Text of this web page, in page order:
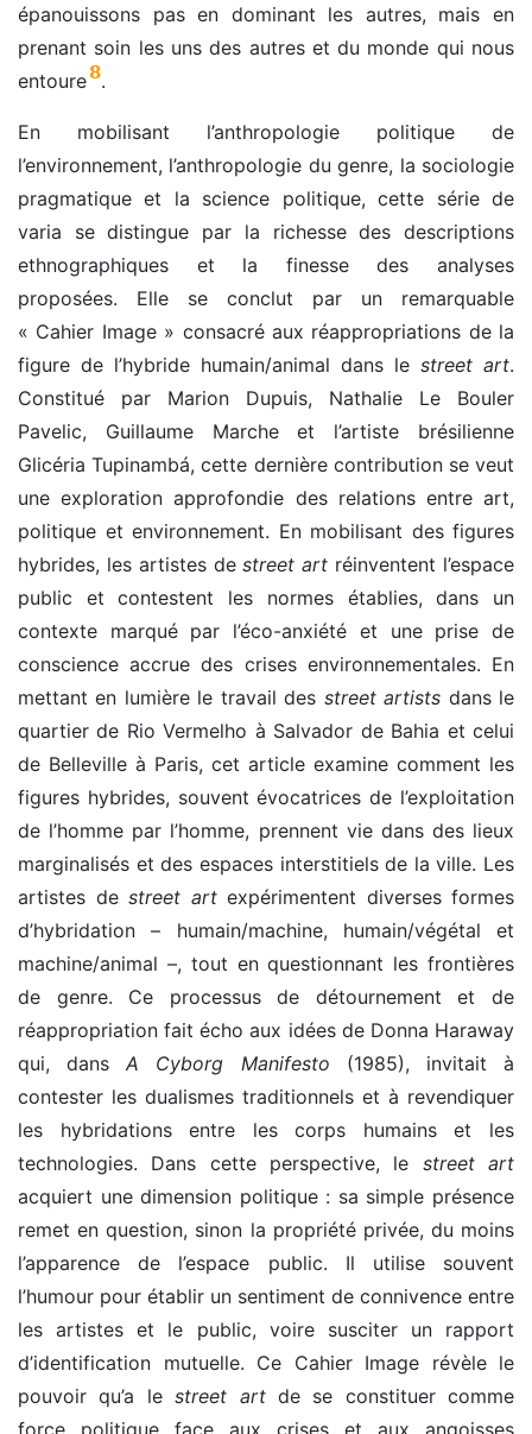
épanouissons pas en dominant les autres, mais en
prenant soin les uns des autres et du monde qui nous
entoure8.
En mobilisant l’anthropologie politique de
l’environnement, l’anthropologie du genre, la sociologie
pragmatique et la science politique, cette série de
varia se distingue par la richesse des descriptions
ethnographiques et la finesse des analyses
proposées. Elle se conclut par un remarquable
« Cahier Image » consacré aux réappropriations de la
figure de l’hybride humain/animal dans le street art.
Constitué par Marion Dupuis, Nathalie Le Bouler
Pavelic, Guillaume Marche et l’artiste brésilienne
Glicéria Tupinambá, cette dernière contribution se veut
une exploration approfondie des relations entre art,
politique et environnement. En mobilisant des figures
hybrides, les artistes destreet art réinventent l’espace
public et contestent les normes établies, dans un
contexte marqué par l’éco-anxiété et une prise de
conscience accrue des crises environnementales. En
mettant en lumière le travail des street artists dans le
quartier de Rio Vermelho à Salvador de Bahia et celui
de Belleville à Paris, cet article examine comment les
figures hybrides, souvent évocatrices de l’exploitation
de l’homme par l’homme, prennent vie dans des lieux
marginalisés et des espaces interstitiels de la ville. Les
artistes de street artexpérimentent diverses formes
d’hybridation – humain/machine, humain/végétal et
machine/animal –, tout en questionnant les frontières
de genre. Ce processus de détournement et de
réappropriation fait écho aux idées de Donna Haraway
qui, dansA Cyborg Manifesto (1985), invitait à
contester les dualismes traditionnels et à revendiquer
les hybridations entre les corps humains et les
technologies. Dans cette perspective, le street art
acquiert une dimension politique : sa simple présence
remet en question, sinon la propriété privée, du moins
l’apparence de l’espace public. Il utilise souvent
l’humour pour établir un sentiment de connivence entre
les artistes et le public, voire susciter un rapport
d’identification mutuelle. Ce Cahier Image révèle le
pouvoir qu’a lestreet artde se constituer comme
force politique face aux crises et aux angoisses